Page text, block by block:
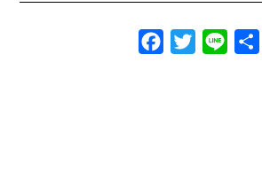
FacebookTwitterLine